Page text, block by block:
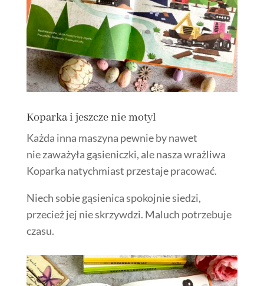
Koparka i jeszcze nie motyl
Każda inna maszyna pewnie by nawet
nie zaważyła gąsieniczki, ale nasza wrażliwa
Koparka natychmiast przestaje pracować.
Niech sobie gąsienica spokojnie siedzi,
przecież jej nie skrzywdzi. Maluch potrzebuje
czasu.